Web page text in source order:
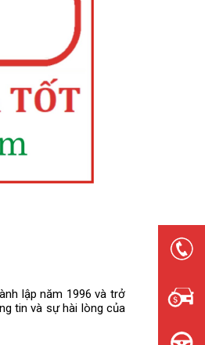
lập năm 1996 và trở
tin và sự hài lòng của